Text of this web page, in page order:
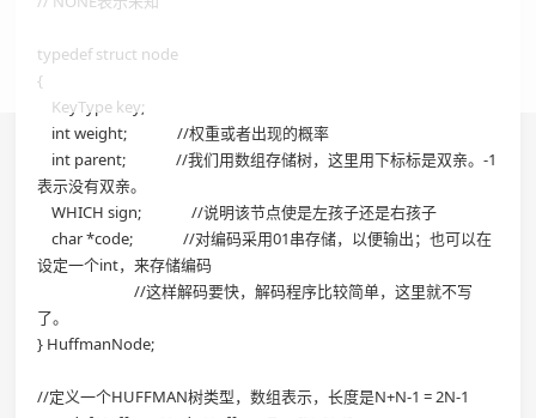
typedef struct node
{
KeyType key;
int weight; //权重或者出现的概率
int parent; //我们用数组存储树，这里用下标标是双亲。-1
表示没有双亲。
WHICH sign; //说明该节点使是左孩子还是右孩子
char *code; //对编码采用01串存储，以便输出；也可以在
设定一个int，来存储编码
//这样解码要快，解码程序比较简单，这里就不写
了。
} HuffmanNode;
//定义一个HUFFMAN树类型，数组表示，长度是N+N-1 = 2N-1